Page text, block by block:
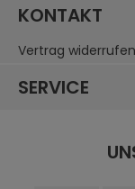
KONTAKT
Vertrag widerrufen
SERVICE